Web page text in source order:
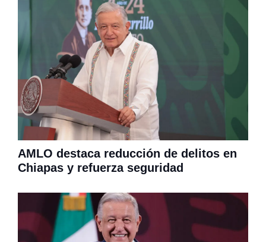
AMLO destaca reducción de delitos en
Chiapas y refuerza seguridad